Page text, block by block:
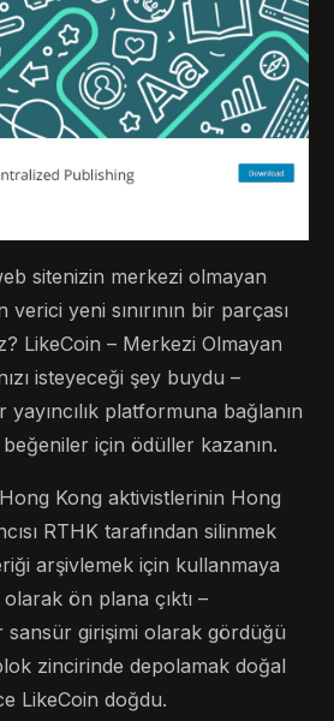
sitenizin merkezi olmayan
verici yeni sınırının bir parçası
LikeCoin – Merkezi Olmayan
isteyeceği şey buydu –
platformuna bağlanın
beğeniler için ödüller kazanın.
Kong aktivistlerinin Hong
RTHK tarafından silinmek
arşivlemek için kullanmaya
ön plana çıktı –
sansür girişimi olarak gördüğü
zincirinde depolamak doğal
LikeCoin doğdu.